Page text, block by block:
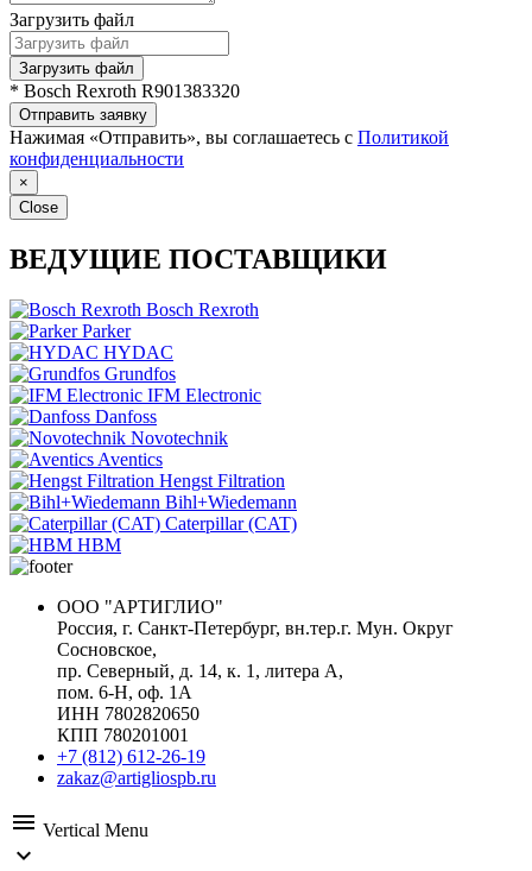
Загрузить файл
Загрузить файл
* Bosch Rexroth R901383320
Отправить заявку
Нажимая «Отправить», вы соглашаетесь с Политикой
конфиденциальности
×
Close
ВЕДУЩИЕ ПОСТАВЩИКИ
Bosch Rexroth
Parker
HYDAC
Grundfos
IFM Electronic
Danfoss
Novotechnik
Aventics
Hengst Filtration
Bihl+Wiedemann
Caterpillar (CAT)
HBM
ООО "АРТИГЛИО"
Россия, г. Санкт-Петербург, вн.тер.г. Мун. Округ
Сосновское,
пр. Северный, д. 14, к. 1, литера А,
пом. 6-Н, оф. 1А
ИНН 7802820650
КПП 780201001
+7 (812) 612-26-19
zakaz@artigliospb.ru
menu Vertical Menu
expand_more